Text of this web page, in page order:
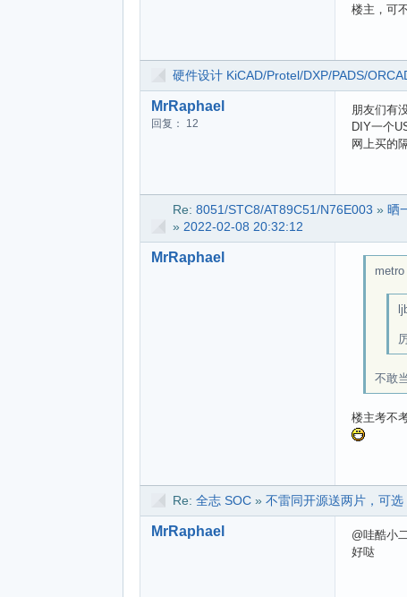
楼主，可
硬件设计 KiCAD/Protel/DXP/PADS/
MrRaphael
回复： 12
朋友们有
DIY一个
网上买的
Re: 8051/STC8/AT89C51/N76E003 » 晒
» 2022-02-08 20:32:12
MrRaphael
不敢
楼主考不
Re: 全志 SOC » 不雷同开源送两片，可
MrRaphael
@哇酷小二
好哒